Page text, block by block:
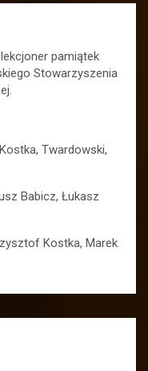
pamiątek
Stowarzyszenia
Twardowski,
Babicz, Łukasz
Kostka, Marek